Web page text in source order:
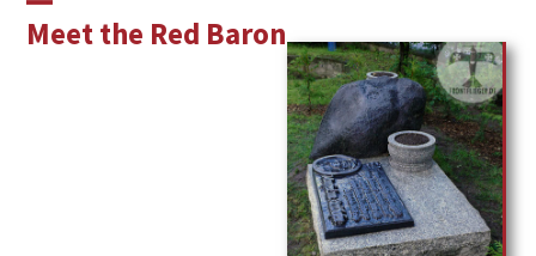
Meet the Red Baron
Open
Close